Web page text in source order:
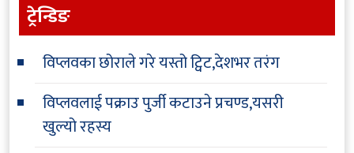
ट्रेन्डिङ
विप्लवका छोराले गरे यस्तो ट्विट,देशभर तरंग
विप्लवलाई पक्राउ पुर्जी कटाउने प्रचण्ड,यसरी
खुल्यो रहस्य